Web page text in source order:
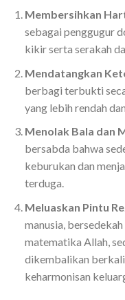
Membersihkan
sebagai penggugur
kikir serta serakah
Mendatangkan
berbagi terbukti
yang lebih rendah
Menolak Bala dan
bersabda bahwa
keburukan dan
terduga.
Meluaskan Pintu
manusia,
matematika Allah,
dikembalikan
keharmonisan